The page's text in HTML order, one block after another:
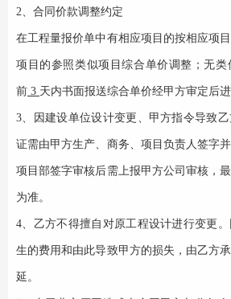
2、合同价款调整约定
在工程量报价单中有相应项目的按相应项
项目的参照类似项目综合单价调整；无
前 3 天内书面报送综合单价经甲方审定后进
3、因建设单位设计变更、甲方指令导致
证需由甲方生产、商务、项目负责人签字
项目部签字审核后需上报甲方公司审核，
为准。
4、乙方不得擅自对原工程设计进行变更
生的费用和由此导致甲方的损失，由乙方
延。